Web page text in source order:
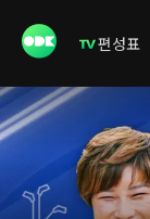
편성표